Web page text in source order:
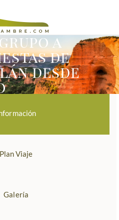
a
de
desde
Plan Viaje
Galería